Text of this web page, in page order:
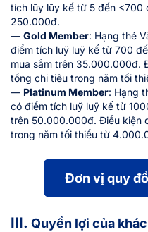
tích lũy lũy kế từ 5 đến <700
250.000đ.
— Gold Member: Hạng thẻ
điểm tích luỹ luỹ kế từ 700
mua sắm trên 35.000.000đ.
tổng chi tiêu trong năm tối
— Platinum Member: Hạng
có điểm tích luỹ luỹ kế từ
trên 50.000.000đ. Điều kiện
trong năm tối thiểu từ
Đơn vị quy
III. Quyền lợi của